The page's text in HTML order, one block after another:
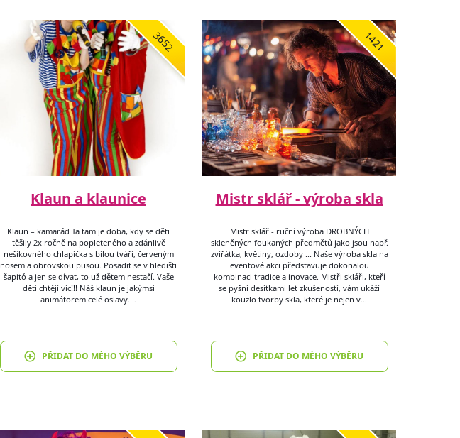
3652
Klaun a klaunice
Klaun – kamarád Ta tam je doba, kdy se děti
těšily 2x ročně na popleteného a zdánlivě
nešikovného chlapíčka s bílou tváří, červeným
nosem a obrovskou pusou. Posadit se v hledišti
šapitó a jen se dívat, to už dětem nestačí. Vaše
děti chtějí víc!!! Náš klaun je jakýmsi
animátorem celé oslavy.…
PŘIDAT DO MÉHO VÝBĚRU
1421
Mistr sklář - výroba skla
Mistr sklář - ruční výroba DROBNÝCH
skleněných foukaných předmětů jako jsou např.
zvířátka, květiny, ozdoby ... Naše výroba skla na
eventové akci představuje dokonalou
kombinaci tradice a inovace. Mistři skláři, kteří
se pyšní desítkami let zkušeností, vám ukáží
kouzlo tvorby skla, které je nejen v…
PŘIDAT DO MÉHO VÝBĚRU